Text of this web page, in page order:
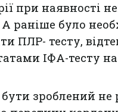
при наявності
А раніше було
ПЛР- тесту,
ІФА-тесту
зроблений не